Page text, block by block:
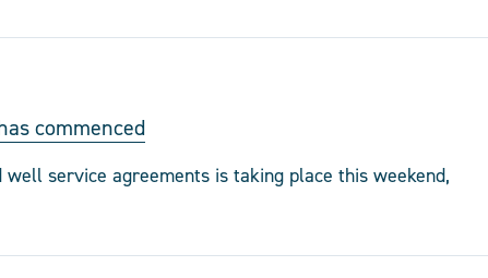
commenced
service agreements is taking place this weekend,